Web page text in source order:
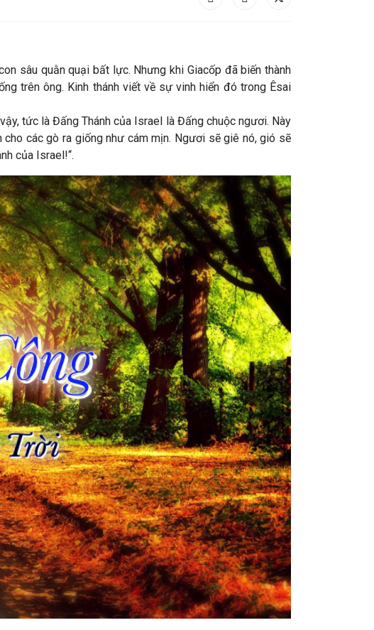
sâu quằn quại bất lực. Nhưng khi Giacốp đã biến thành
trên ông. Kinh thánh viết về sự vinh hiển đó trong Êsai
tức là Đấng Thánh của Israel là Đấng chuộc ngươi. Này
các gò ra giống như cám mịn. Ngươi sẽ giê nó, gió sẽ
của Israel!“.